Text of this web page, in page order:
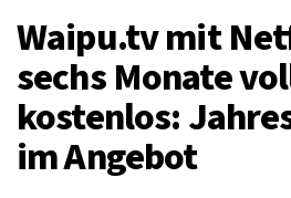
Waipu.tv mit
sechs Monate
kostenlos:
im Angebot